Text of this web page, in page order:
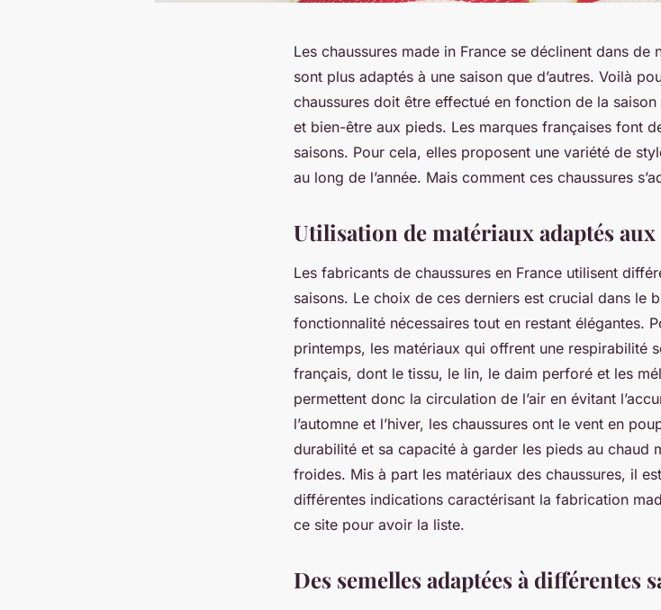
Les chaussures made in France se déclinent dans
sont plus adaptés à une saison que d’autres. Voilà
chaussures doit être effectué en fonction de la
et bien-être aux pieds. Les marques françaises font
saisons. Pour cela, elles proposent une variété de
au long de l’année. Mais comment ces chaussures
Utilisation de matériaux adaptés aux
Les fabricants de chaussures en France utilisent
saisons. Le choix de ces derniers est crucial dans le
fonctionnalité nécessaires tout en restant élégantes.
printemps, les matériaux qui offrent une respirabilité
français, dont le tissu, le lin, le daim perforé et les
permettent donc la circulation de l’air en évitant
l’automne et l’hiver, les chaussures ont le vent en
durabilité et sa capacité à garder les pieds au chaud
froides. Mis à part les matériaux des chaussures, il
différentes indications caractérisant la fabrication
ce site pour avoir la liste.
Des semelles adaptées à différentes